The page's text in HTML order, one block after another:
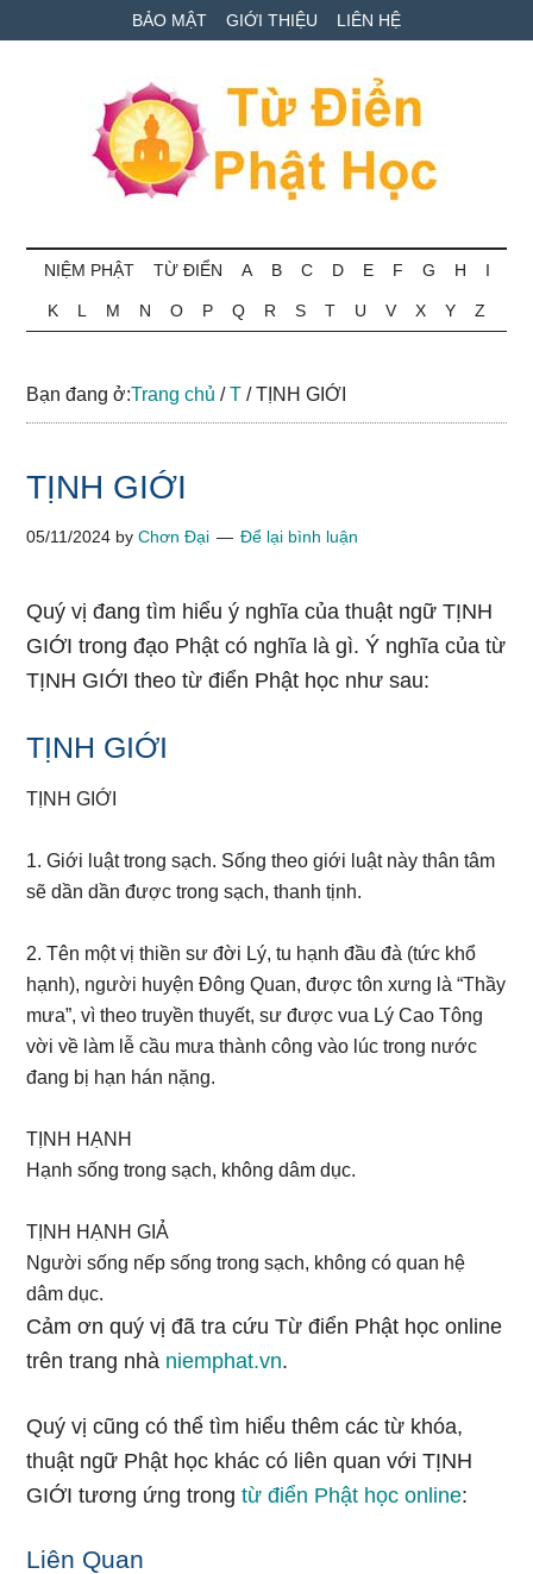
to
to
qua
BẢO MẬT GIỚI THIỆU LIÊN HỆ
Từ
điển
Phật
học
ngữ
NIỆM PHẬT TỪ ĐIỂN A B C D E F G H I
K L M N O P Q R S T U V X Y Z
Bạn đang ở:Trang chủ / T /TỊNH GIỚI
TỊNH GIỚI
05/11/2024 byChơn Đại Để lại bình luận
Quý vị đang tìm hiểu ý nghĩa của thuật ngữ TỊNH
GIỚI trong đạo Phật có nghĩa là gì. Ý nghĩa của từ
TỊNH GIỚI theo từ điển Phật học như sau:
TỊNH GIỚI
TỊNH GIỚI
1. Giới luật trong sạch. Sống theo giới luật này thân tâm
sẽ dần dần được trong sạch, thanh tịnh.
2. Tên một vị thiền sư đời Lý, tu hạnh đầu đà (tức khổ
hạnh), người huyện Đông Quan, được tôn xưng là “Thầy
mưa”, vì theo truyền thuyết, sư được vua Lý Cao Tông
vời về làm lễ cầu mưa thành công vào lúc trong nước
đang bị hạn hán nặng.
TỊNH HẠNH
Hạnh sống trong sạch, không dâm dục.
TỊNH HẠNH GIẢ
Người sống nếp sống trong sạch, không có quan hệ
dâm dục.
Cảm ơn quý vị đã tra cứu Từ điển Phật học online
trên trang nhà niemphat.vn.
Quý vị cũng có thể tìm hiểu thêm các từ khóa,
thuật ngữ Phật học khác có liên quan với TỊNH
GIỚI tương ứng trongtừ điển Phật học online:
Liên Quan